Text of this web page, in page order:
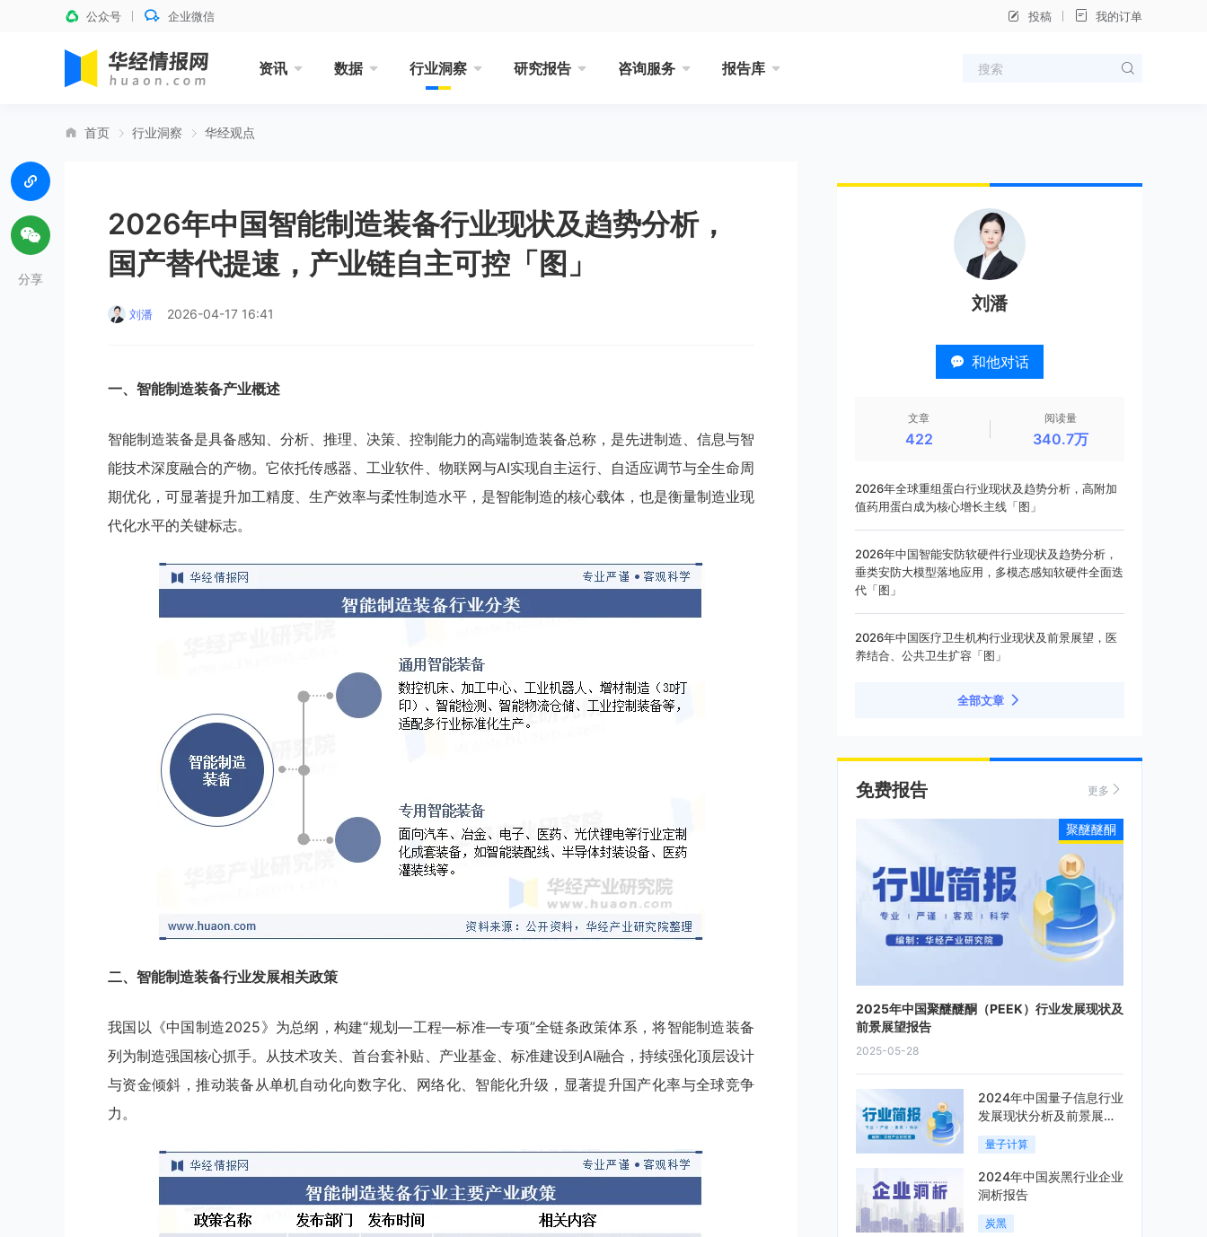
公众号 企业微信 投稿 我的订单
资讯 数据 行业洞察 研究报告 咨询服务 报告库
首页 行业洞察 华经观点
2026年中国智能制造装备行业现状及趋势分析，
国产替代提速，产业链自主可控「图」
刘潘 2026-04-17 16:41
一、智能制造装备产业概述
智能制造装备是具备感知、分析、推理、决策、控制能力的高端制造装备总称，是先进制造、信息与智
能技术深度融合的产物。它依托传感器、工业软件、物联网与AI实现自主运行、自适应调节与全生命周
期优化，可显著提升加工精度、生产效率与柔性制造水平，是智能制造的核心载体，也是衡量制造业现
代化水平的关键标志。
二、智能制造装备行业发展相关政策
我国以《中国制造2025》为总纲，构建“规划—工程—标准—专项”全链条政策体系，将智能制造装备
列为制造强国核心抓手。从技术攻关、首台套补贴、产业基金、标准建设到AI融合，持续强化顶层设计
与资金倾斜，推动装备从单机自动化向数字化、网络化、智能化升级，显著提升国产化率与全球竞争
力。
分享
刘潘
和他对话
文章
422
阅读量
340.7万
2026年全球重组蛋白行业现状及趋势分析，高附加
值药用蛋白成为核心增长主线「图」
2026年中国智能安防软硬件行业现状及趋势分析，
垂类安防大模型落地应用，多模态感知软硬件全面迭
代「图」
2026年中国医疗卫生机构行业现状及前景展望，医
养结合、公共卫生扩容「图」
全部文章
免费报告 更多
2025年中国聚醚醚酮（PEEK）行业发展现状及
前景展望报告
2025-05-28
聚醚醚酮
2024年中国量子信息行业
发展现状分析及前景展望
报告
量子计算
2024年中国炭黑行业企业
洞析报告
炭黑